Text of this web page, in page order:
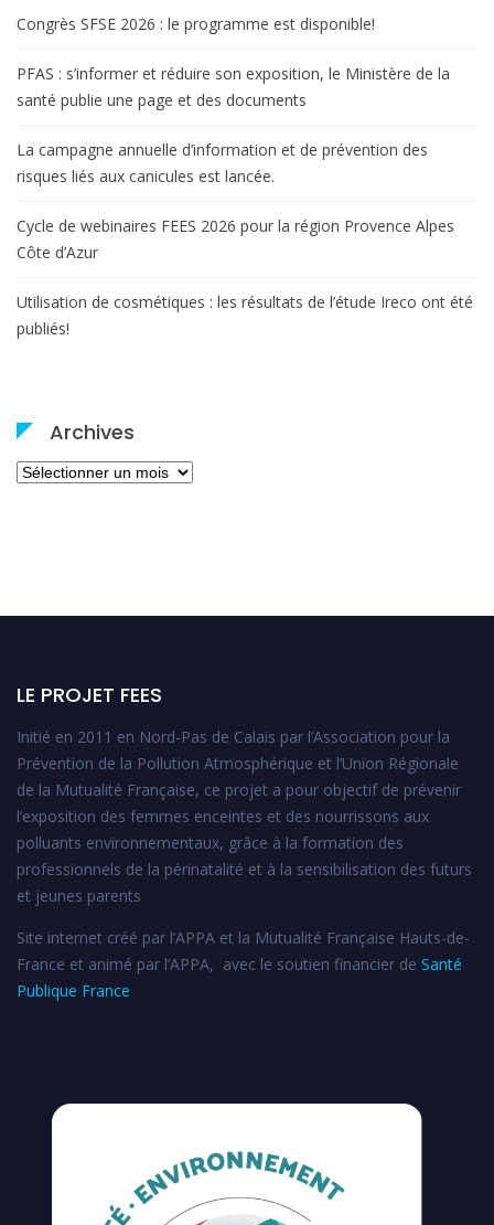
Congrès SFSE 2026 : le programme est disponible!
PFAS : s’informer et réduire son exposition, le Ministère de la
santé publie une page et des documents
La campagne annuelle d’information et de prévention des
risques liés aux canicules est lancée.
Cycle de webinaires FEES 2026 pour la région Provence Alpes
Côte d’Azur
Utilisation de cosmétiques : les résultats de l’étude Ireco ont été
publiés!
Archives
Archives
LE PROJET FEES
Initié en 2011 en Nord-Pas de Calais par l’Association pour la
Prévention de la Pollution Atmosphérique et l’Union Régionale
de la Mutualité Française, ce projet a pour objectif de prévenir
l’exposition des femmes enceintes et des nourrissons aux
polluants environnementaux, grâce à la formation des
professionnels de la périnatalité et à la sensibilisation des futurs
et jeunes parents
Site internet créé par l’APPA et la Mutualité Française Hauts-de-
France et animé par l’APPA, avec le soutien financier de Santé
Publique France